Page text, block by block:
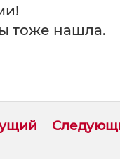
тоже нашла.